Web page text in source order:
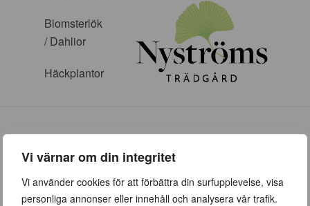
Vi värnar om din integritet
Vi använder cookies för att förbättra din surfupplevelse, visa
personliga annonser eller innehåll och analysera vår trafik.
Blomsterlök
/ Dahlior
Häckplantor
ÖPPETTIDER